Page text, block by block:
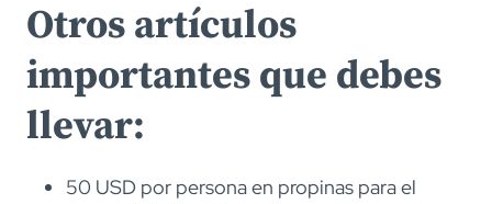
Otros artículos
importantes que debes
llevar:
50 USD por persona en propinas para el